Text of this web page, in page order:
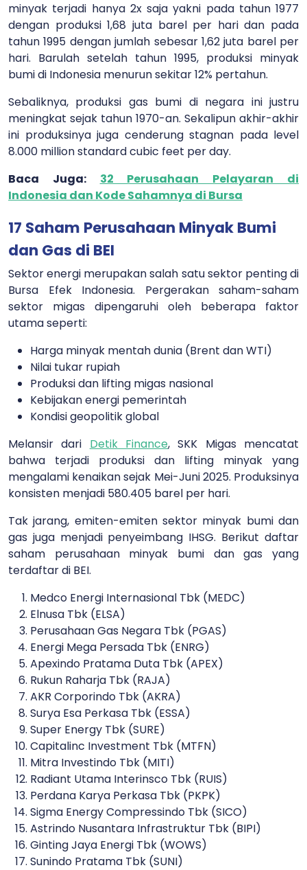
minyak terjadi hanya 2x saja yakni pada tahun 1977
dengan produksi 1,68 juta barel per hari dan pada
tahun 1995 dengan jumlah sebesar 1,62 juta barel per
hari. Barulah setelah tahun 1995, produksi minyak
bumi di Indonesia menurun sekitar 12% pertahun.
Sebaliknya, produksi gas bumi di negara ini justru
meningkat sejak tahun 1970-an. Sekalipun akhir-akhir
ini produksinya juga cenderung stagnan pada level
8.000 million standard cubic feet per day.
Baca Juga: 32 Perusahaan Pelayaran di
Indonesia dan Kode Sahamnya di Bursa
17 Saham Perusahaan Minyak Bumi
dan Gas di BEI
Sektor energi merupakan salah satu sektor penting di
Bursa Efek Indonesia. Pergerakan saham-saham
sektor migas dipengaruhi oleh beberapa faktor
utama seperti:
Harga minyak mentah dunia (Brent dan WTI)
Nilai tukar rupiah
Produksi dan lifting migas nasional
Kebijakan energi pemerintah
Kondisi geopolitik global
Melansir dari Detik Finance, SKK Migas mencatat
bahwa terjadi produksi dan lifting minyak yang
mengalami kenaikan sejak Mei-Juni 2025. Produksinya
konsisten menjadi 580.405 barel per hari.
Tak jarang, emiten-emiten sektor minyak bumi dan
gas juga menjadi penyeimbang IHSG. Berikut daftar
saham perusahaan minyak bumi dan gas yang
terdaftar di BEI.
Medco Energi Internasional Tbk (MEDC)
Elnusa Tbk (ELSA)
Perusahaan Gas Negara Tbk (PGAS)
Energi Mega Persada Tbk (ENRG)
Apexindo Pratama Duta Tbk (APEX)
Rukun Raharja Tbk (RAJA)
AKR Corporindo Tbk (AKRA)
Surya Esa Perkasa Tbk (ESSA)
Super Energy Tbk (SURE)
Capitalinc Investment Tbk (MTFN)
Mitra Investindo Tbk (MITI)
Radiant Utama Interinsco Tbk (RUIS)
Perdana Karya Perkasa Tbk (PKPK)
Sigma Energy Compressindo Tbk (SICO)
Astrindo Nusantara Infrastruktur Tbk (BIPI)
Ginting Jaya Energi Tbk (WOWS)
Sunindo Pratama Tbk (SUNI)